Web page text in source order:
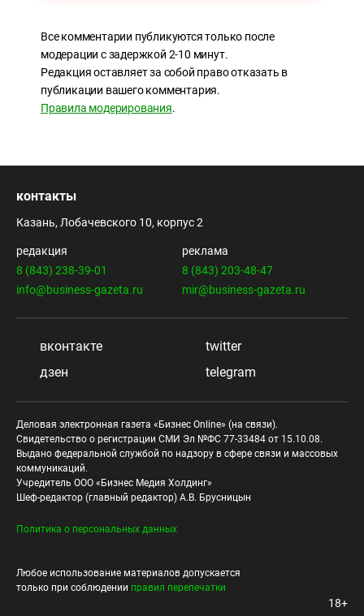
Все комментарии публикуются только после
модерации с задержкой 2-10 минут.
Редакция оставляет за собой право отказать в
публикации вашего комментария.
Правила модерирования.
контакты
Казань, Лобачевского 10, корпус 2
редакция
8 (843) 238-39-01
info@business-gazeta.ru
реклама
8 (843) 203-48-47
mir@business-gazeta.ru
вконтакте
twitter
дзен
telegram
Деловая электронная газета «Бизнес Online» (на связи).
Свидетельство о регистрации СМИ Эл №ФС 77-33484 от 15.10.08.
Выдано федеральной службой по надзору в сфере связи и массовых
коммуникаций.
Учредитель ООО «Бизнес Медия Холдинг»
Шеф-редактор (главный редактор) А.В. Брусницын
Политика о персональных данных
Любое использование материалов допускается
только при соблюдении правил перепечатки
18+